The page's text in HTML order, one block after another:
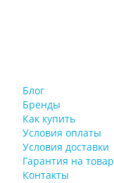
Блог
Бренды
Как купить
Условия оплаты
Условия доставки
Гарантия на товар
Контакты